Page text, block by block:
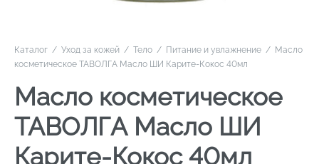
Каталог / Уход за кожей / Тело / Питание и увлажнение / Масло
косметическое ТАВОЛГА Масло ШИ Карите-Кокос 40мл
Масло косметическое
ТАВОЛГА Масло ШИ
Карите-Кокос 40мл